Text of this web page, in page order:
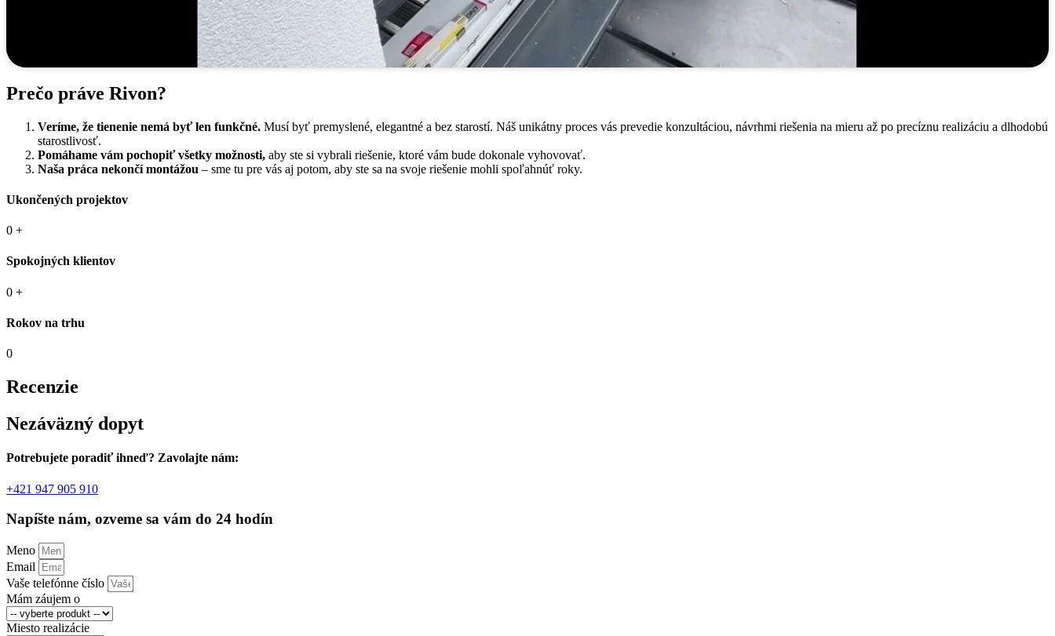
Prečo práve Rivon?
Veríme, že tienenie nemá byť len funkčné. Musí byť premyslené, elegantné a bez starostí. Náš unikátny proces vás prevedie konzultáciou, návrhmi riešenia na mieru až po precíznu realizáciu a dlhodobú
starostlivosť.
Pomáhame vám pochopiť všetky možnosti, aby ste si vybrali riešenie, ktoré vám bude dokonale vyhovovať.
Naša práca nekončí montážou – sme tu pre vás aj potom, aby ste sa na svoje riešenie mohli spoľahnúť roky.
Ukončených projektov
0 +
Spokojných klientov
0 +
Rokov na trhu
0
Recenzie
Nezáväzný dopyt
Potrebujete poradiť ihneď? Zavolajte nám:
+421 947 905 910
Napíšte nám, ozveme sa vám do 24 hodín
Meno
Email
Vaše telefónne číslo
Mám záujem o
Miesto realizácie